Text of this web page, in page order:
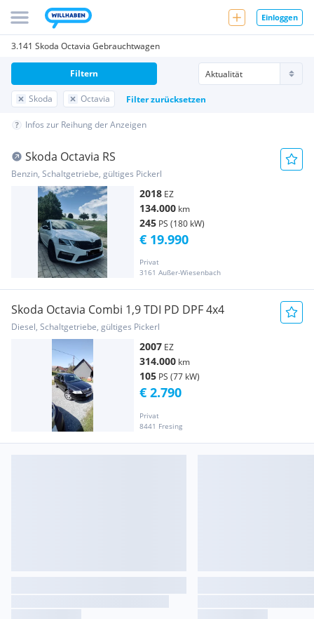
Einloggen
3.141 Skoda Octavia Gebrauchtwagen
Skoda Octavia Filter zurücksetzen
Filtern
Infos zur Reihung der Anzeigen
Skoda Octavia RS
Benzin, Schaltgetriebe, gültiges Pickerl
2018 EZ
134.000 km
245 PS (180 kW)
Privat
3161 Außer-Wiesenbach
€ 19.990
Skoda Octavia Combi 1,9 TDI PD DPF 4x4
Diesel, Schaltgetriebe, gültiges Pickerl
2007 EZ
314.000 km
105 PS (77 kW)
Privat
8441 Fresing
€ 2.790